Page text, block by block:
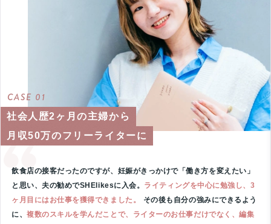
CASE 01
社会人歴2ヶ月の主婦から
月収50万のフリーライターに
飲食店の接客だったのですが、妊娠がきっかけで「働き方を変えたい」
と思い、夫の勧めでSHElikesに入会。 ライティングを中心に勉強し、3
ヶ月目にはお仕事を獲得できました。
その後も自分の強みにできるよう
に、複数のスキルを学んだことで、ライターのお仕事だけでなく、編集